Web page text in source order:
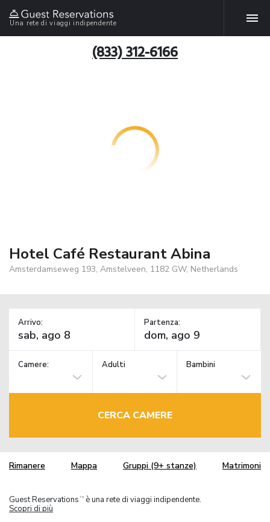
Una rete di viaggi indipendente
(833) 312-6166
Hotel Café Restaurant Abina
Amsterdamseweg 193, Amstelveen, 1182 GW, Netherlands
Arrivo: Partenza:
Camere: Adulti Bambini
CERCA CAMERE
Rimanere Mappa Gruppi (9+ stanze) Matrimoni
Guest Reservations TM
è una rete di viaggi indipendente.
Scopri di più